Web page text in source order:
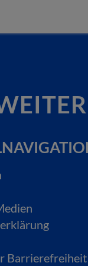
Barrierefreiheit